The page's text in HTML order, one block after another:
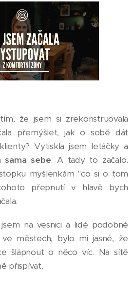
že jsem si zrekonstruovala
přemýšlet, jak o sobě dát
Vytiskla jsem letáčky a
sama sebe. A tady to začalo.
myšlenkám "co si o tom
přepnutí v hlavě bych
na vesnici a lidé podobné
městech, bylo mi jasné, že
šlápnout o něco víc. Na sítě
přispívat.